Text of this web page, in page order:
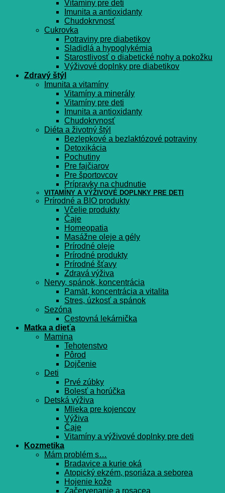
Vitamíny pre deti
Imunita a antioxidanty
Chudokrvnosť
Cukrovka
Potraviny pre diabetikov
Sladidlá a hypoglykémia
Starostlivosť o diabetické nohy a pokožku
Výživové doplnky pre diabetikov
Zdravý štýl
Imunita a vitamíny
Vitamíny a minerály
Vitamíny pre deti
Imunita a antioxidanty
Chudokrvnosť
Diéta a životný štýl
Bezlepkové a bezlaktózové potraviny
Detoxikácia
Pochutiny
Pre fajčiarov
Pre športovcov
Prípravky na chudnutie
VITAMÍNY A VÝŽIVOVÉ DOPLNKY PRE DETI
Prírodné a BIO produkty
Včelie produkty
Čaje
Homeopatia
Masážne oleje a gély
Prírodné oleje
Prírodné produkty
Prírodné šťavy
Zdravá výživa
Nervy, spánok, koncentrácia
Pamät, koncentrácia a vitalita
Stres, úzkosť a spánok
Sezóna
Cestovná lekárnička
Matka a dieťa
Mamina
Tehotenstvo
Pôrod
Dojčenie
Deti
Prvé zúbky
Bolesť a horúčka
Detská výživa
Mlieka pre kojencov
Výživa
Čaje
Vitamíny a výživové doplnky pre deti
Kozmetika
Mám problém s…
Bradavice a kurie oká
Atopický ekzém, psoriáza a seborea
Hojenie kože
Začervenanie a rosacea